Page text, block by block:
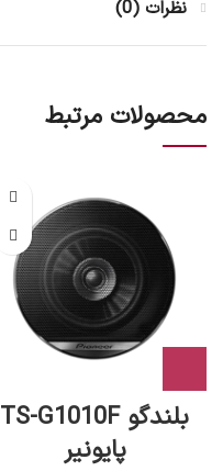
نظرات (0)
محصولات مرتبط
بلندگو TS-G1010F
پایونیر